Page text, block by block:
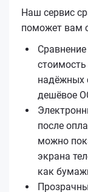
Наш сервис
поможет вам
стоимость
надёжных
дешёвое
после
можно
экрана
как